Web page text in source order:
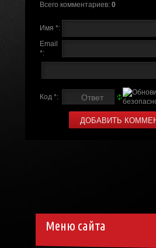
Всего комментариев: 0
Имя *:
Email
*:
Код *:
Меню сайта